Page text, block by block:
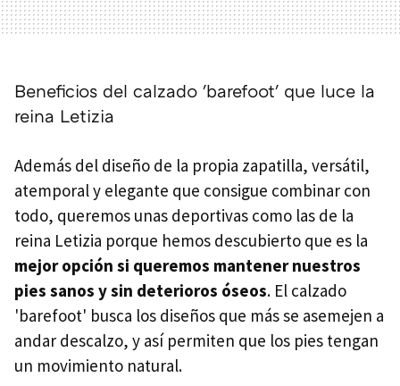
Beneficios del calzado 'barefoot' que luce la
reina Letizia
Además del diseño de la propia zapatilla, versátil,
atemporal y elegante que consigue combinar con
todo, queremos unas deportivas como las de la
reina Letizia porque hemos descubierto que es la
mejor opción si queremos mantener nuestros
pies sanos y sin deterioros óseos. El calzado
'barefoot' busca los diseños que más se asemejen a
andar descalzo, y así permiten que los pies tengan
un movimiento natural.